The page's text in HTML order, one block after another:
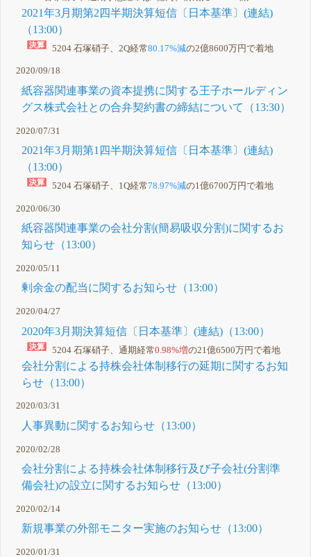
2021年3月期第2四半期決算短信〔日本基準〕(連結)
（13:00）
5204 石塚硝子、2Q経常80.17%減の2億8600万円で着地
2020/09/18
紙容器関連事業の資本提携に関する王子ホールディン
グス株式会社との合弁契約書の締結について（13:30）
2020/07/31
2021年3月期第1四半期決算短信〔日本基準〕(連結)
（13:00）
5204 石塚硝子、1Q経常78.97%減の1億6700万円で着地
2020/06/30
紙容器関連事業の会社分割(簡易吸収分割)に関するお
知らせ（13:00）
2020/05/11
剰余金の配当に関するお知らせ（13:00）
2020/04/27
2020年3月期決算短信〔日本基準〕(連結)（13:00）
5204 石塚硝子、通期経常0.98%増の21億6500万円で着地
会社分割による持株会社体制移行の延期に関するお知
らせ（13:00）
2020/03/31
人事異動に関するお知らせ（13:00）
2020/02/28
会社分割による持株会社体制移行及び子会社(分割準
備会社)の設立に関するお知らせ（13:00）
2020/02/14
新規事業の外部モニター実施のお知らせ（13:00）
2020/01/31